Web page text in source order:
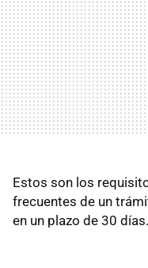
Estos son los
frecuentes de un
en un plazo de 30 días.